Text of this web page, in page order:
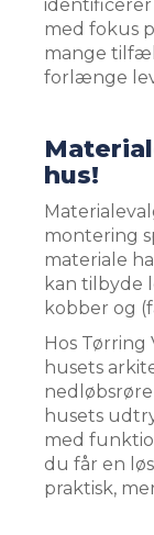
med fokus
mange
forlænge
hus!
montering
materiale
kan tilbyde
kobber og
Hos Tørring
husets
husets
med
du får en
praktisk,